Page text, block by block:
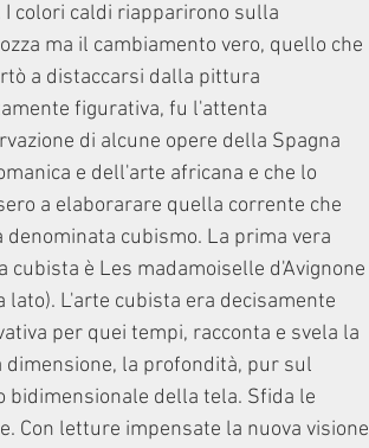
I colori caldi riapparirono sulla
ma il cambiamento vero, quello che
a distaccarsi dalla pittura
figurativa, fu l'attenta
di alcune opere della Spagna
e dell'arte africana e che lo
a elaborarare quella corrente che
denominata cubismo. La prima vera
cubista è Les madamoiselle d'Avignone
lato). L'arte cubista era decisamente
per quei tempi, racconta e svela la
dimensione, la profondità, pur sul
bidimensionale della tela. Sfida le
Con letture impensate la nuova